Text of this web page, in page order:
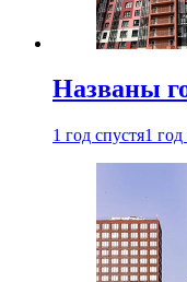
Названы
1 год спустя1 год